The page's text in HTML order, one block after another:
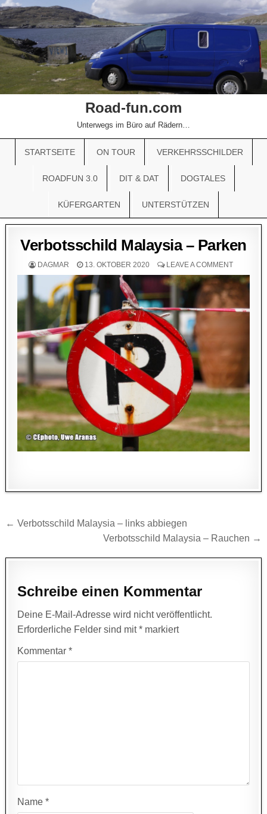
Road-fun.com
Unterwegs im Büro auf Rädern…
STARTSEITE ON TOUR VERKEHRSSCHILDER
ROADFUN 3.0 DIT & DAT DOGTALES
KÜFERGARTEN UNTERSTÜTZEN
Verbotsschild Malaysia – Parken
DAGMAR 13. OKTOBER 2020 LEAVE A COMMENT
Beitragsnavigation
← Verbotsschild Malaysia – links abbiegen
Verbotsschild Malaysia – Rauchen →
Schreibe einen Kommentar
Deine E-Mail-Adresse wird nicht veröffentlicht.
Erforderliche Felder sind mit* markiert
Kommentar*
Name*